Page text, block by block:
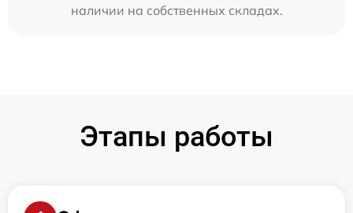
наличии на собственных складах.
Этапы работы